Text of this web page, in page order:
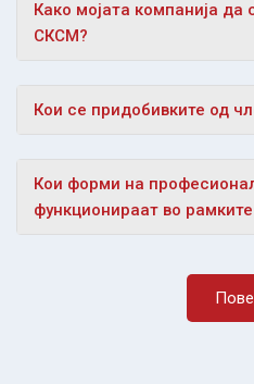
Како мојата компанија да
СКСМ?
Кои се придобивките од
Кои форми на
функционираат во